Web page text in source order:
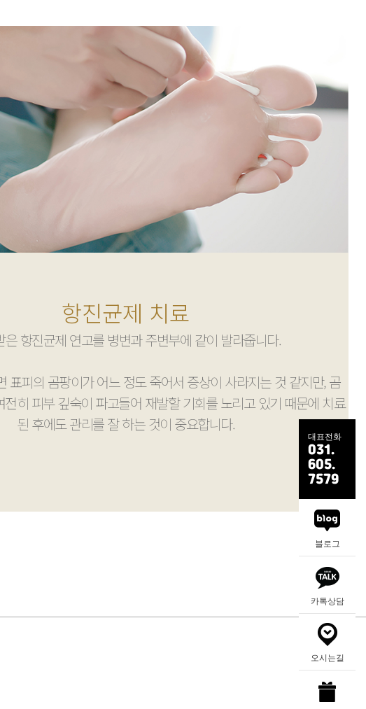
항진균제 치료
은 항진균제 연고를 병변과 주변부에 같이 발라줍니다.
표피의 곰팡이가 어느 정도 죽어서 증상이 사라지는 것 같지만,곰
히 피부 깊숙이 파고들어 재발할 기회를 노리고 있기 때문에 치료
된 후에도 관리를 잘 하는 것이 중요합니다.
대표전화
031.
605.
7579
블로그
카톡상담
오시는길